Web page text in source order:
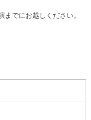
までにお越しください。